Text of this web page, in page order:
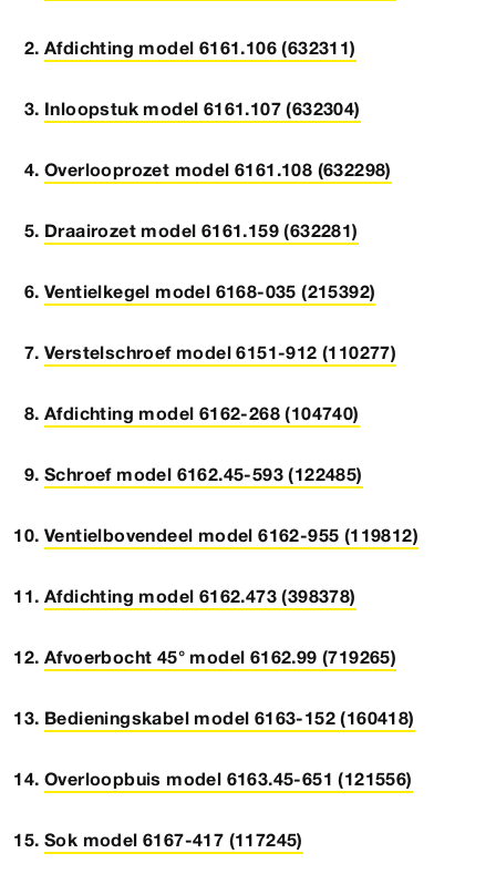
Afdichting model 6161.106 (632311)
Inloopstuk model 6161.107 (632304)
Overlooprozet model 6161.108 (632298)
Draairozet model 6161.159 (632281)
Ventielkegel model 6168-035 (215392)
Verstelschroef model 6151-912 (110277)
Afdichting model 6162-268 (104740)
Schroef model 6162.45-593 (122485)
Ventielbovendeel model 6162-955 (119812)
Afdichting model 6162.473 (398378)
Afvoerbocht 45° model 6162.99 (719265)
Bedieningskabel model 6163-152 (160418)
Overloopbuis model 6163.45-651 (121556)
Sok model 6167-417 (117245)